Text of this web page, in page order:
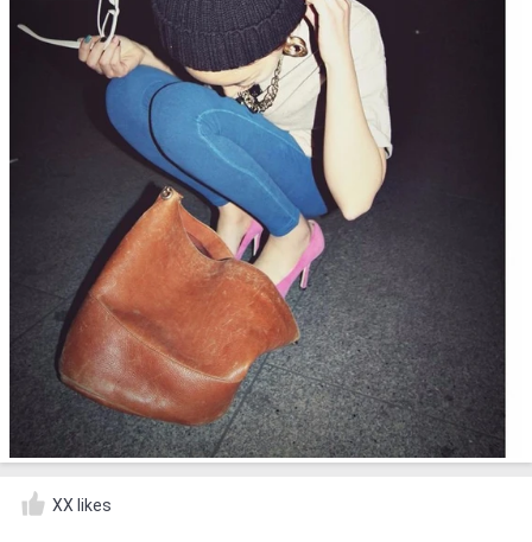
XX likes